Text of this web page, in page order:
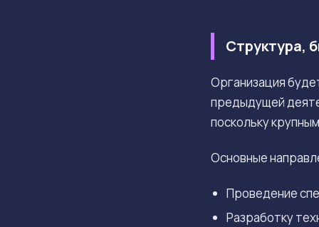
Структура,
Организация
предыдущей
поскольку
Основные
Проведение
Разработку